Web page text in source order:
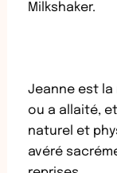
Milkshaker.
Jeanne est la
ou a allaité,
naturel et
avéré